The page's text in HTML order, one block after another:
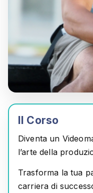
Il Corso
Diventa un
l’arte della
Trasforma la tua
carriera di